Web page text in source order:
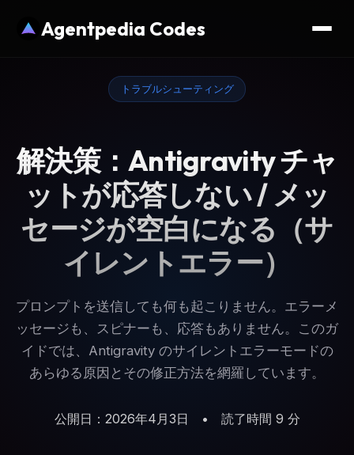
Agentpedia Codes
トラブルシューティング
解決策：Antigravity チャ
ットが応答しない / メッ
セージが空白になる（サ
イレントエラー）
プロンプトを送信しても何も起こりません。エラーメ
ッセージも、スピナーも、応答もありません。このガ
イドでは、Antigravity のサイレントエラーモードの
あらゆる原因とその修正方法を網羅しています。
公開日：2026年4月3日 • 読了時間 9 分